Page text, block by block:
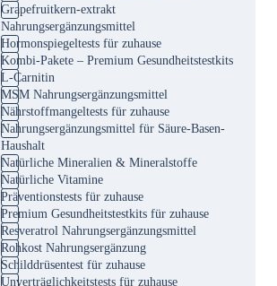
Grapefruitkern-extrakt
Nahrungsergänzungsmittel
Hormonspiegeltests für zuhause
Kombi-Pakete – Premium Gesundheitstestkits
L-Carnitin
MSM Nahrungsergänzungsmittel
Nährstoffmangeltests für zuhause
Nahrungsergänzungsmittel für Säure-Basen-
Haushalt
Natürliche Mineralien & Mineralstoffe
Natürliche Vitamine
Präventionstests für zuhause
Premium Gesundheitstestkits für zuhause
Resveratrol Nahrungsergänzungsmittel
Rohkost Nahrungsergänzung
Schilddrüsentest für zuhause
Unverträglichkeitstests für zuhause